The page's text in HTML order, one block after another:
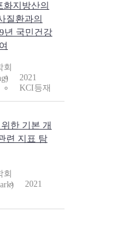
지방산의
질환과의
년 국민건강
회
2021
KCI등재
한 기본 개
련 지표 탐
회
2021